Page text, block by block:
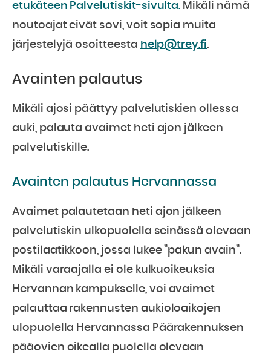
etukäteen Palvelutiskit-sivulta. Mikäli nämä
noutoajat eivät sovi, voit sopia muita
järjestelyjä osoitteesta help@trey.fi.
Avainten palautus
Mikäli ajosi päättyy palvelutiskien ollessa
auki, palauta avaimet heti ajon jälkeen
palvelutiskille.
Avainten palautus Hervannassa
Avaimet palautetaan heti ajon jälkeen
palvelutiskin ulkopuolella seinässä olevaan
postilaatikkoon, jossa lukee ”pakun avain”.
Mikäli varaajalla ei ole kulkuoikeuksia
Hervannan kampukselle, voi avaimet
palauttaa rakennusten aukioloaikojen
ulopuolella Hervannassa Päärakennuksen
pääovien oikealla puolella olevaan